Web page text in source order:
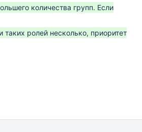
количества групп. Если
ролей несколько, приоритет